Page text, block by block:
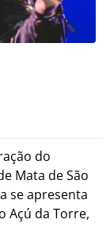
do
Mata de São
se apresenta
Açú da Torre,